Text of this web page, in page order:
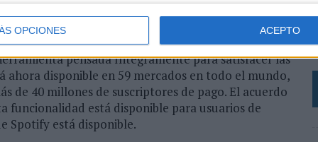
OPCIONES ACEPTO
en un target muy interesante desde el
pensada íntegramente para satisfacer las
ahora disponible en 59 mercados en todo el mundo,
de 40 millones de suscriptores de pago. El acuerdo
funcionalidad está disponible para usuarios de
Spotify está disponible.